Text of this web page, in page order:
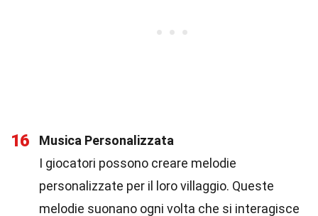
16
Musica Personalizzata
I giocatori possono creare melodie
personalizzate per il loro villaggio. Queste
melodie suonano ogni volta che si interagisce